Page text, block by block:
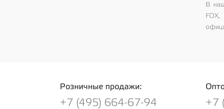
В
Розничные продажи:
+7 (495) 664-67-94 +7